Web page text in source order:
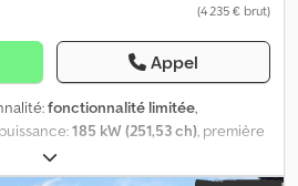
(4 235 € brut)
Appel
fonctionnalité limitée,
185 kW (251,53 ch), première
, type de carburant:
kg, configuration d'essieux:2 essieux,